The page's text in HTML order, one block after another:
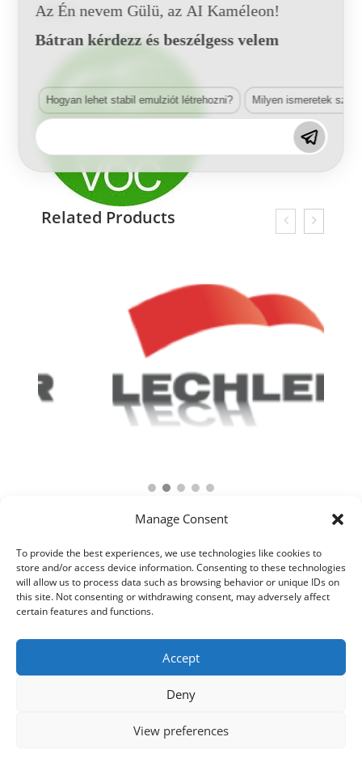
Manage Consent
To provide the best experiences, we use technologies like cookies to
store and/or access device information. Consenting to these technologies
will allow us to process data such as browsing behavior or unique IDs on
this site. Not consenting or withdrawing consent, may adversely affect
certain features and functions.
Accept
Deny
View preferences
Leírás
Related Products
© 2021 Kaméleon Hungary Kft. Minden jog fenntartva. All rights
Az Én nevem Gülü, az AI Kaméleon!
Bátran kérdezz és beszélgess velem
Hogyan lehet stabil emulziót létrehozni? Milyen ismeretek